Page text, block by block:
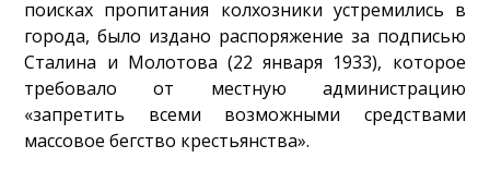
поисках пропитания колхозники устремились в
города, было издано распоряжение за подписью
Сталина и Молотова (22 января 1933), которое
требовало от местную администрацию
«запретить всеми возможными средствами
массовое бегство крестьянства».